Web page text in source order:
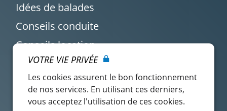
Idées de balades
Conseils conduite
Conseils location
Actualité Easy Renter
VOTRE VIE PRIVÉE
Les cookies assurent le bon fonctionnement
de nos services. En utilisant ces derniers,
vous acceptez l'utilisation de ces cookies.